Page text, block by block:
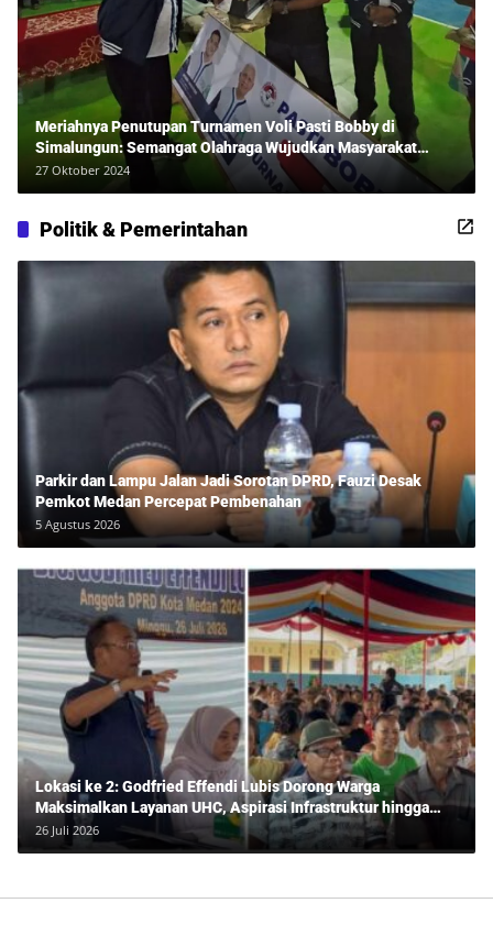
Meriahnya Penutupan Turnamen Voli Pasti Bobby di
Simalungun: Semangat Olahraga Wujudkan Masyarakat
Sehat Bersama Erwan Rozadi dan Ribuan Penonton!
27 Oktober 2024
Politik & Pemerintahan
Parkir dan Lampu Jalan Jadi Sorotan DPRD, Fauzi Desak
Pemkot Medan Percepat Pembenahan
5 Agustus 2026
Lokasi ke 2: Godfried Effendi Lubis Dorong Warga
Maksimalkan Layanan UHC, Aspirasi Infrastruktur hingga
Pendidikan Mengemuka dalam Reses Medan Amplas
26 Juli 2026